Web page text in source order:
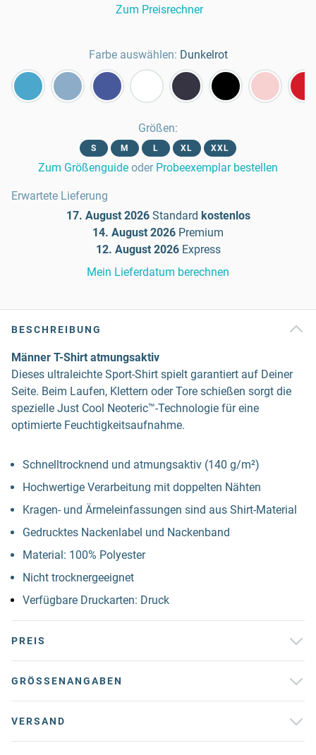
Zum Preisrechner
Farbe auswählen: Dunkelrot
Größen:
S M L XL XXL
Zum Größenguide oder Probeexemplar bestellen
Erwartete Lieferung
17. August 2026 Standard kostenlos
14. August 2026 Premium
12. August 2026 Express
Mein Lieferdatum berechnen
BESCHREIBUNG
Männer T-Shirt atmungsaktiv
Dieses ultraleichte Sport-Shirt spielt garantiert auf Deiner
Seite. Beim Laufen, Klettern oder Tore schießen sorgt die
spezielle Just Cool Neoteric™-Technologie für eine
optimierte Feuchtigkeitsaufnahme.
Schnelltrocknend und atmungsaktiv (140 g/m²)
Hochwertige Verarbeitung mit doppelten Nähten
Kragen- und Ärmeleinfassungen sind aus Shirt-Material
Gedrucktes Nackenlabel und Nackenband
Material: 100% Polyester
Nicht trocknergeeignet
Verfügbare Druckarten: Druck
PREIS
GRÖSSENANGABEN
VERSAND